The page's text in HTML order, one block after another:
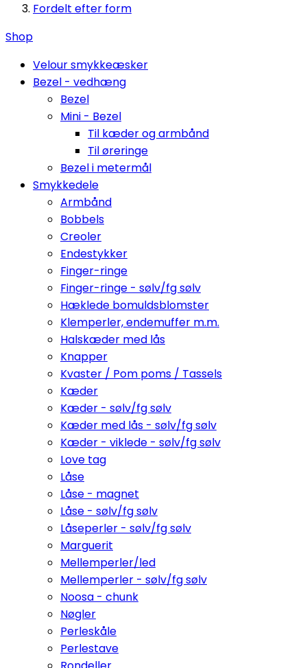
Fordelt efter form
Shop
Velour smykkeæsker
Bezel - vedhæng
Bezel
Mini - Bezel
Til kæder og armbånd
Til øreringe
Bezel i metermål
Smykkedele
Armbånd
Bobbels
Creoler
Endestykker
Finger-ringe
Finger-ringe - sølv/fg sølv
Hæklede bomuldsblomster
Klemperler, endemuffer m.m.
Halskæder med lås
Knapper
Kvaster / Pom poms / Tassels
Kæder
Kæder - sølv/fg sølv
Kæder med lås - sølv/fg sølv
Kæder - viklede - sølv/fg sølv
Love tag
Låse
Låse - magnet
Låse - sølv/fg sølv
Låseperler - sølv/fg sølv
Marguerit
Mellemperler/led
Mellemperler - sølv/fg sølv
Noosa - chunk
Nøgler
Perleskåle
Perlestave